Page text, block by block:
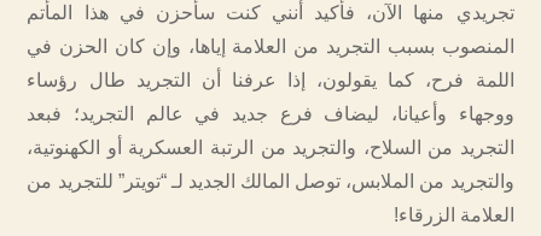
تجريدي منها الآن، فأكيد أنني كنت سأحزن في هذا المأتم
المنصوب بسبب التجريد من العلامة إياها، وإن كان الحزن في
اللمة فرح، كما يقولون، إذا عرفنا أن التجريد طال رؤساء
ووجهاء وأعيانا، ليضاف فرع جديد في عالم التجريد؛ فبعد
التجريد من السلاح، والتجريد من الرتبة العسكرية أو الكهنوتية،
والتجريد من الملابس، توصل المالك الجديد لـ “تويتر” للتجريد من
العلامة الزرقاء!